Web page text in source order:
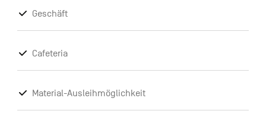
Geschäft
Cafeteria
Material-Ausleihmöglichkeit